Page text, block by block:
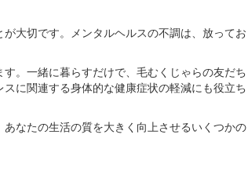
大切です。メンタルヘルスの不調は、放ってお
。一緒に暮らすだけで、毛むくじゃらの友だち
に関連する身体的な健康症状の軽減にも役立ち
なたの生活の質を大きく向上させるいくつかの